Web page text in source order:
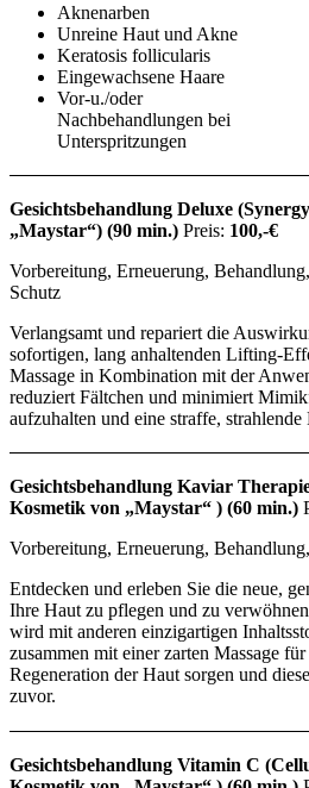
Aknenarben
Unreine Haut und Akne
Keratosis follicularis
Eingewachsene Haare
Vor-u./oder
Nachbehandlungen bei
Unterspritzungen
Gesichtsbehandlung Deluxe
„Maystar“) (90 min.) Preis: 100,-€
Vorbereitung, Erneuerung,
Schutz
Verlangsamt und repariert die
sofortigen, lang anhaltenden Lifting-
Massage in Kombination mit der
reduziert Fältchen und minimiert
aufzuhalten und eine straffe, strahlende
Gesichtsbehandlung Kaviar
Kosmetik von „Maystar“ ) (60 min.)
Vorbereitung, Erneuerung,
Entdecken und erleben Sie die neue,
Ihre Haut zu pflegen und zu
wird mit anderen einzigartigen
zusammen mit einer zarten Massage
Regeneration der Haut sorgen und
zuvor.
Gesichtsbehandlung Vitamin C